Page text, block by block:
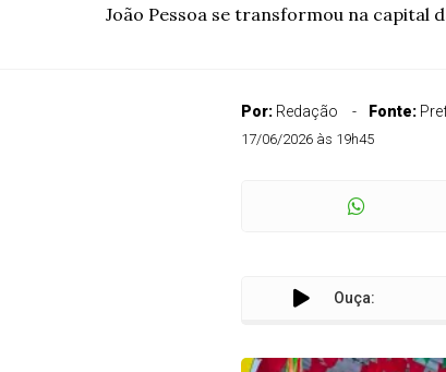
João Pessoa se transformou na capital
Por: Redação Fonte:
17/06/2026 às 19h45
Ouça: